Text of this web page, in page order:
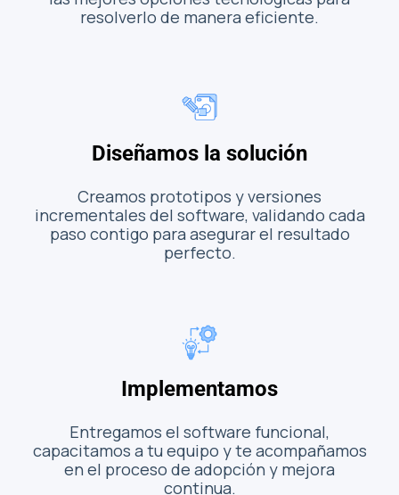
resolverlo de manera eficiente.
Diseñamos la solución
Creamos prototipos y versiones
incrementales del software, validando cada
paso contigo para asegurar el resultado
perfecto.
Implementamos
Entregamos el software funcional,
capacitamos a tu equipo y te acompañamos
en el proceso de adopción y mejora
continua.